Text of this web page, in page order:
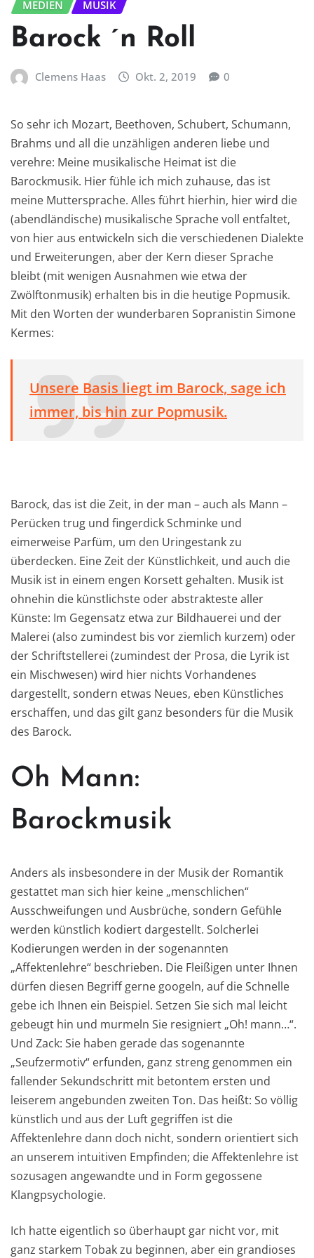
MEDIEN
MUSIK
Barock ´n Roll
Clemens Haas Okt. 2, 2019 0
So sehr ich Mozart, Beethoven, Schubert, Schumann,
Brahms und all die unzähligen anderen liebe und
verehre: Meine musikalische Heimat ist die
Barockmusik. Hier fühle ich mich zuhause, das ist
meine Muttersprache. Alles führt hierhin, hier wird die
(abendländische) musikalische Sprache voll entfaltet,
von hier aus entwickeln sich die verschiedenen Dialekte
und Erweiterungen, aber der Kern dieser Sprache
bleibt (mit wenigen Ausnahmen wie etwa der
Zwölftonmusik) erhalten bis in die heutige Popmusik.
Mit den Worten der wunderbaren Sopranistin Simone
Kermes:
Unsere Basis liegt im Barock, sage ich
immer, bis hin zur Popmusik.
Barock, das ist die Zeit, in der man – auch als Mann –
Perücken trug und fingerdick Schminke und
eimerweise Parfüm, um den Uringestank zu
überdecken. Eine Zeit der Künstlichkeit, und auch die
Musik ist in einem engen Korsett gehalten. Musik ist
ohnehin die künstlichste oder abstrakteste aller
Künste: Im Gegensatz etwa zur Bildhauerei und der
Malerei (also zumindest bis vor ziemlich kurzem) oder
der Schriftstellerei (zumindest der Prosa, die Lyrik ist
ein Mischwesen) wird hier nichts Vorhandenes
dargestellt, sondern etwas Neues, eben Künstliches
erschaffen, und das gilt ganz besonders für die Musik
des Barock.
Oh Mann:
Barockmusik
Anders als insbesondere in der Musik der Romantik
gestattet man sich hier keine „menschlichen“
Ausschweifungen und Ausbrüche, sondern Gefühle
werden künstlich kodiert dargestellt. Solcherlei
Kodierungen werden in der sogenannten
„Affektenlehre“ beschrieben. Die Fleißigen unter Ihnen
dürfen diesen Begriff gerne googeln, auf die Schnelle
gebe ich Ihnen ein Beispiel. Setzen Sie sich mal leicht
gebeugt hin und murmeln Sie resigniert „Oh! mann…“.
Und Zack: Sie haben gerade das sogenannte
„Seufzermotiv“ erfunden, ganz streng genommen ein
fallender Sekundschritt mit betontem ersten und
leiserem angebunden zweiten Ton. Das heißt: So völlig
künstlich und aus der Luft gegriffen ist die
Affektenlehre dann doch nicht, sondern orientiert sich
an unserem intuitiven Empfinden; die Affektenlehre ist
sozusagen angewandte und in Form gegossene
Klangpsychologie.
Ich hatte eigentlich so überhaupt gar nicht vor, mit
ganz starkem Tobak zu beginnen, aber ein grandioses